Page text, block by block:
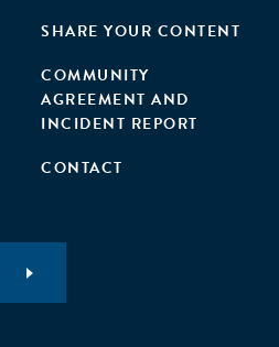
SHARE YOUR CONTENT
COMMUNITY
AGREEMENT AND
INCIDENT REPORT
CONTACT